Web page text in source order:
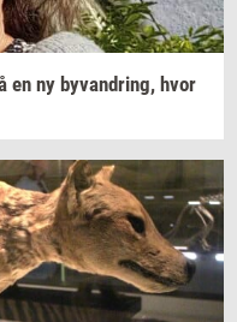
en ny byvan­dring, hvor